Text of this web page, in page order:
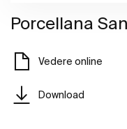
Porcellana
Vedere online
Download